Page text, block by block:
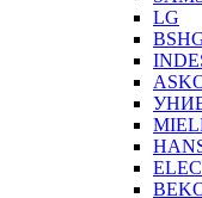
LG